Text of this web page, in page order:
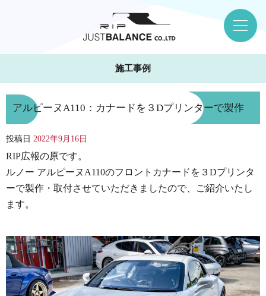
施工事例
アルピーヌA110：カナードを３Dプリンターで製作
投稿日 2022年9月16日
RIP広報の原です。
ルノー アルピーヌA110のフロントカナードを３Dプリンタ
ーで製作・取付させていただきましたので、ご紹介いたし
ます。